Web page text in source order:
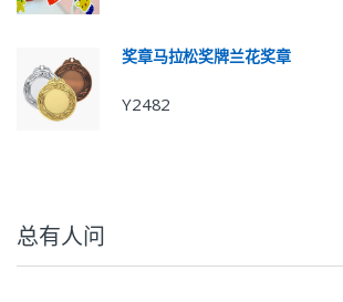
奖章马拉松奖牌兰花奖章
Y2482
总有人问